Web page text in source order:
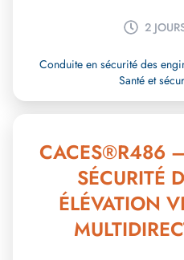
2
Conduite en sécurité des
Santé et
CACES®R486
SÉCURITÉ
ÉLÉVATION